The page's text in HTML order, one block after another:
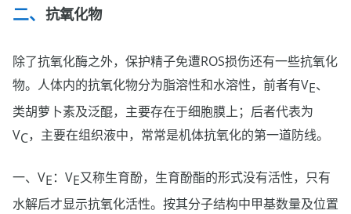
抗氧化物
除了抗氧化酶之外，保护精子免遭ROS损伤还有一些抗氧化
物。人体内的抗氧化物分为脂溶性和水溶性，前者有VE、
类胡萝卜素及泛醌，主要存在于细胞膜上；后者代表为
VC，主要在组织液中，常常是机体抗氧化的第一道防线。
一、VE：VE又称生育酚，生育酚酯的形式没有活性，只有
水解后才显示抗氧化活性。按其分子结构中甲基数量及位置